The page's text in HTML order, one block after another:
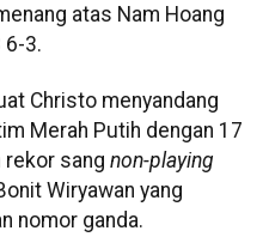
atas Nam Hoang
6-3.
Christo menyandang
Merah Putih dengan 17
rekor sang non-playing
Wiryawan yang
nomor ganda.